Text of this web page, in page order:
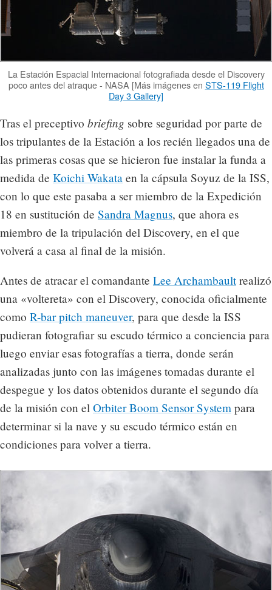
La Estación Espacial Internacional fotografiada desde el Discovery
poco antes del atraque - NASA [Más imágenes en STS-119 Flight
Day 3 Gallery]
Tras el preceptivo briefing sobre seguridad por parte de
los tripulantes de la Estación a los recién llegados una de
las primeras cosas que se hicieron fue instalar la funda a
medida de Koichi Wakata en la cápsula Soyuz de la ISS,
con lo que este pasaba a ser miembro de la Expedición
18 en sustitución de Sandra Magnus, que ahora es
miembro de la tripulación del Discovery, en el que
volverá a casa al final de la misión.
Antes de atracar el comandante Lee Archambaultrealizó
una «voltereta» con el Discovery, conocida oficialmente
como R-bar pitch maneuver, para que desde la ISS
pudieran fotografiar su escudo térmico a conciencia para
luego enviar esas fotografías a tierra, donde serán
analizadas junto con las imágenes tomadas durante el
despegue y los datos obtenidos durante el segundo día
de la misión con el Orbiter Boom Sensor System para
determinar si la nave y su escudo térmico están en
condiciones para volver a tierra.